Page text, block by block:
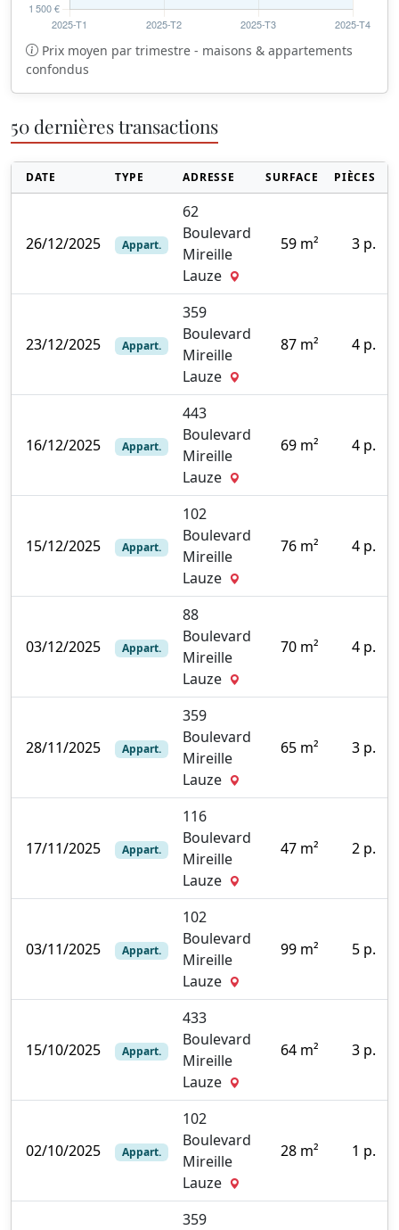
Prix moyen par trimestre - maisons & appartements
confondus
50 dernières transactions
DATE TYPE ADRESSE SURFACE PIÈCES
26/12/2025 Appart.
62
Boulevard
Mireille
Lauze
59 m² 3 p.
23/12/2025 Appart.
359
Boulevard
Mireille
Lauze
87 m² 4 p.
16/12/2025 Appart.
443
Boulevard
Mireille
Lauze
69 m² 4 p.
15/12/2025 Appart.
102
Boulevard
Mireille
Lauze
76 m² 4 p.
03/12/2025 Appart.
88
Boulevard
Mireille
Lauze
70 m² 4 p.
28/11/2025 Appart.
359
Boulevard
Mireille
Lauze
65 m² 3 p.
17/11/2025 Appart.
116
Boulevard
Mireille
Lauze
47 m² 2 p.
03/11/2025 Appart.
102
Boulevard
Mireille
Lauze
99 m² 5 p.
15/10/2025 Appart.
433
Boulevard
Mireille
Lauze
64 m² 3 p.
02/10/2025 Appart.
102
Boulevard
Mireille
Lauze
28 m² 1 p.
359